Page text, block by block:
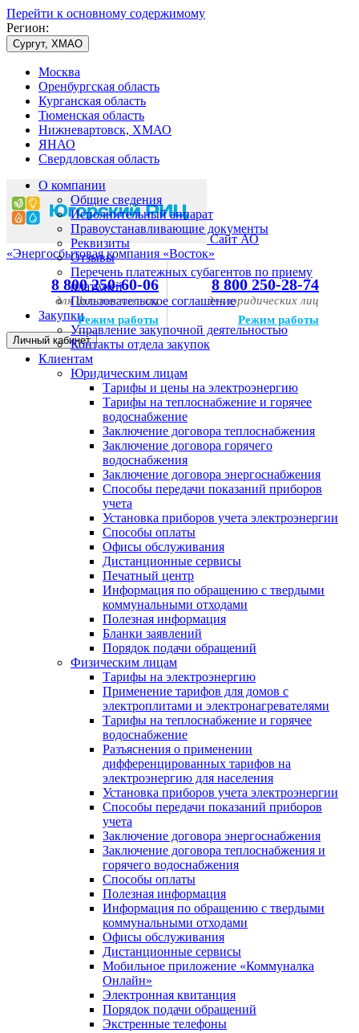
Перейти к основному содержимому
Регион:
Сургут, ХМАО
Москва
Оренбургская область
Курганская область
Тюменская область
Нижневартовск, ХМАО
ЯНАО
Свердловская область
Сайт АО
«Энергосбытовая компания «Восток»
8 800 250-60-06
для физических лиц
Режим работы
8 800 250-28-74
для юридических лиц
Режим работы
Личный кабинет
О компании
Общие сведения
Исполнительный аппарат
Правоустанавливающие документы
Реквизиты
Отзывы
Перечень платежных субагентов по приему
платежей
Пользовательское соглашение
Закупки
Управление закупочной деятельностью
Контакты отдела закупок
Клиентам
Юридическим лицам
Тарифы и цены на электроэнергию
Тарифы на теплоснабжение и горячее
водоснабжение
Заключение договора теплоснабжения
Заключение договора горячего
водоснабжения
Заключение договора энергоснабжения
Способы передачи показаний приборов
учета
Установка приборов учета электроэнергии
Способы оплаты
Офисы обслуживания
Дистанционные сервисы
Печатный центр
Информация по обращению с твердыми
коммунальными отходами
Полезная информация
Бланки заявлений
Порядок подачи обращений
Физическим лицам
Тарифы на электроэнергию
Применение тарифов для домов с
электроплитами и электронагревателями
Тарифы на теплоснабжение и горячее
водоснабжение
Разъяснения о применении
дифференцированных тарифов на
электроэнергию для населения
Установка приборов учета электроэнергии
Способы передачи показаний приборов
учета
Заключение договора энергоснабжения
Заключение договора теплоснабжения и
горячего водоснабжения
Способы оплаты
Полезная информация
Информация по обращению с твердыми
коммунальными отходами
Офисы обслуживания
Дистанционные сервисы
Мобильное приложение «Коммуналка
Онлайн»
Электронная квитанция
Порядок подачи обращений
Экстренные телефоны